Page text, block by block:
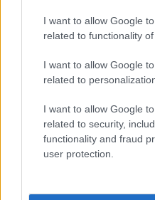
I want to allow Google
related to functionality
I want to allow Google
related to
I want to allow Google
related to security,
functionality and fraud
user protection.